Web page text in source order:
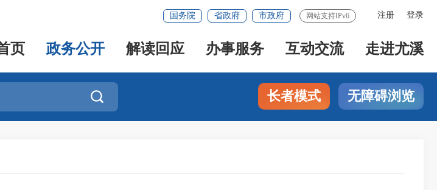
注册 登录
国务院 省政府 市政府 网站支持IPv6
页 政务公开 解读回应 办事服务 互动交流 走进尤溪
 长者模式 无障碍浏览